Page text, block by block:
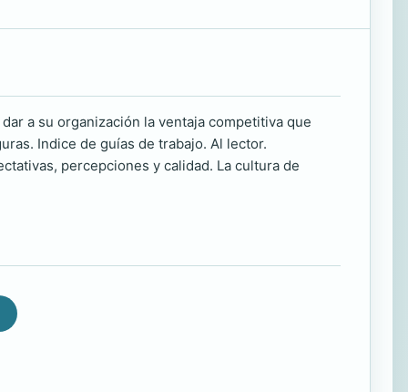
a su organización la ventaja competitiva que
Indice de guías de trabajo. Al lector.
percepciones y calidad. La cultura de